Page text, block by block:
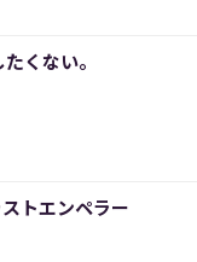
くない。
トエンペラー